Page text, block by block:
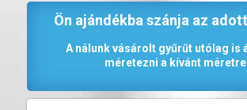
Ön ajándékba szánja az
A nálunk vásárolt gyűrűt utólag is
méretezni a kívánt